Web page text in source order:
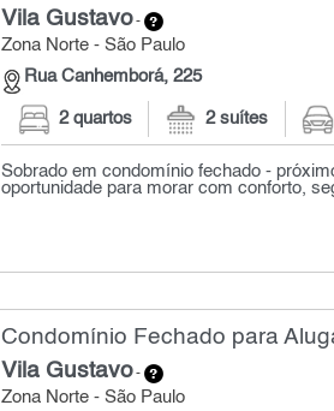
Vila Gustavo-
Zona Norte - São Paulo
Rua Canhemborá, 225
2 quartos 2 suítes
Sobrado em condomínio fechado -
oportunidade para morar com conforto,
Condomínio Fechado para
Vila Gustavo-
Zona Norte - São Paulo